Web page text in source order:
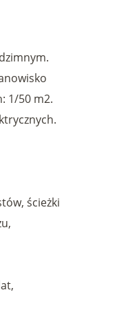
1/50 m2.
ścieżki